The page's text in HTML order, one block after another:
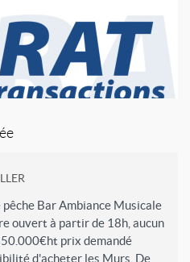
Bar Ambiance Musicale
ouvert à partir de 18h, aucun
prix demandé
d'acheter les Murs. De